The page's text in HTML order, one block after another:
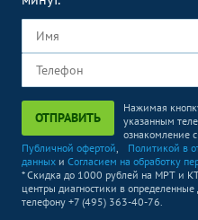
ОТПРАВИТЬ
Нажимая
указанным
ознакомление с
Публичной офертой,
Политикой в
данных и Согласием на обработку
* Скидка до 1000 рублей на МРТ и
центры диагностики в
телефону +7 (495) 363-40-76.